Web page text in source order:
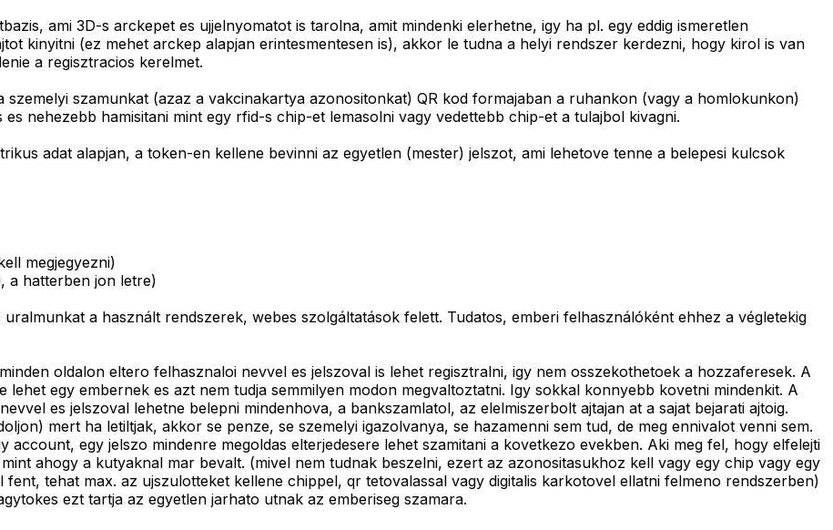
ami 3D-s arckepet es ujjelnyomatot is tarolna, amit mindenki elerhetne, igy ha pl. egy eddig ismeretlen
kinyitni (ez mehet arckep alapjan erintesmentesen is), akkor le tudna a helyi rendszer kerdezni, hogy kirol is van
a regisztracios kerelmet.
szamunkat (azaz a vakcinakartya azonositonkat) QR kod formajaban a ruhankon (vagy a homlokunkon)
nehezebb hamisitani mint egy rfid-s chip-et lemasolni vagy vedettebb chip-et a tulajbol kivagni.
adat alapjan, a token-en kellene bevinni az egyetlen (mester) jelszot, ami lehetove tenne a belepesi kulcsok
megjegyezni)
a hatterben jon letre)
a használt rendszerek, webes szolgáltatások felett. Tudatos, emberi felhasználóként ehhez a végletekig
oldalon eltero felhasznaloi nevvel es jelszoval is lehet regisztralni, igy nem osszekothetoek a hozzaferesek. A
egy embernek es azt nem tudja semmilyen modon megvaltoztatni. Igy sokkal konnyebb kovetni mindenkit. A
es jelszoval lehetne belepni mindenhova, a bankszamlatol, az elelmiszerbolt ajtajan at a sajat bejarati ajtoig.
mert ha letiltjak, akkor se penze, se szemelyi igazolvanya, se hazamenni sem tud, de meg ennivalot venni sem.
egy jelszo mindenre megoldas elterjedesere lehet szamitani a kovetkezo evekben. Aki meg fel, hogy elfelejti
ahogy a kutyaknal mar bevalt. (mivel nem tudnak beszelni, ezert az azonositasukhoz kell vagy egy chip vagy egy
tehat max. az ujszulotteket kellene chippel, qr tetovalassal vagy digitalis karkotovel ellatni felmeno rendszerben)
ezt tartja az egyetlen jarhato utnak az emberiseg szamara.